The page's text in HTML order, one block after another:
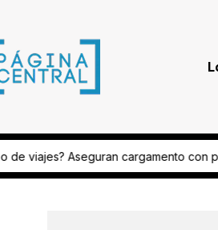
peyoteAnalizan publicaciones de